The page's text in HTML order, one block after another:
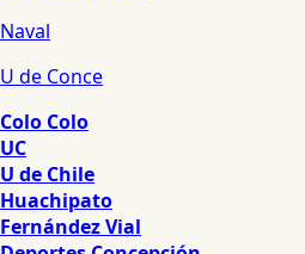
Naval
U de Conce
Colo Colo
UC
U de Chile
Huachipato
Fernández Vial